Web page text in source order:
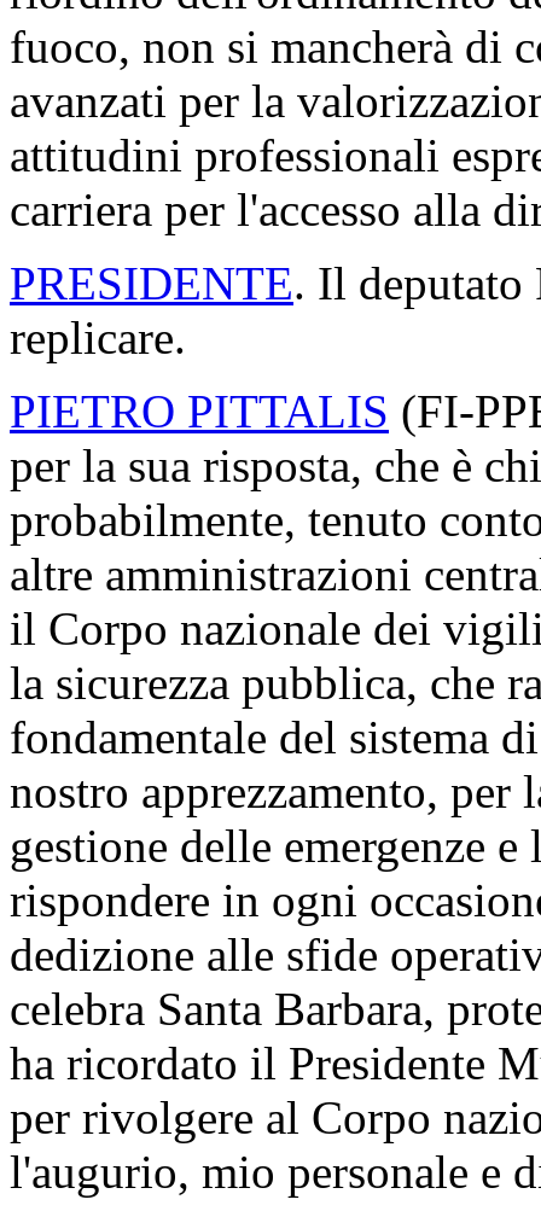
fuoco, non si mancherà di
avanzati per la
attitudini professionali
carriera per l'accesso alla
PRESIDENTE. Il deputato
replicare.
PIETRO PITTALIS (FI-
per la sua risposta, che è
probabilmente, tenuto
altre amministrazioni
il Corpo nazionale dei
la sicurezza pubblica, che
fondamentale del sistema
nostro apprezzamento, per
gestione delle emergenze
rispondere in ogni
dedizione alle sfide
celebra Santa Barbara,
ha ricordato il Presidente
per rivolgere al Corpo
l'augurio, mio personale e